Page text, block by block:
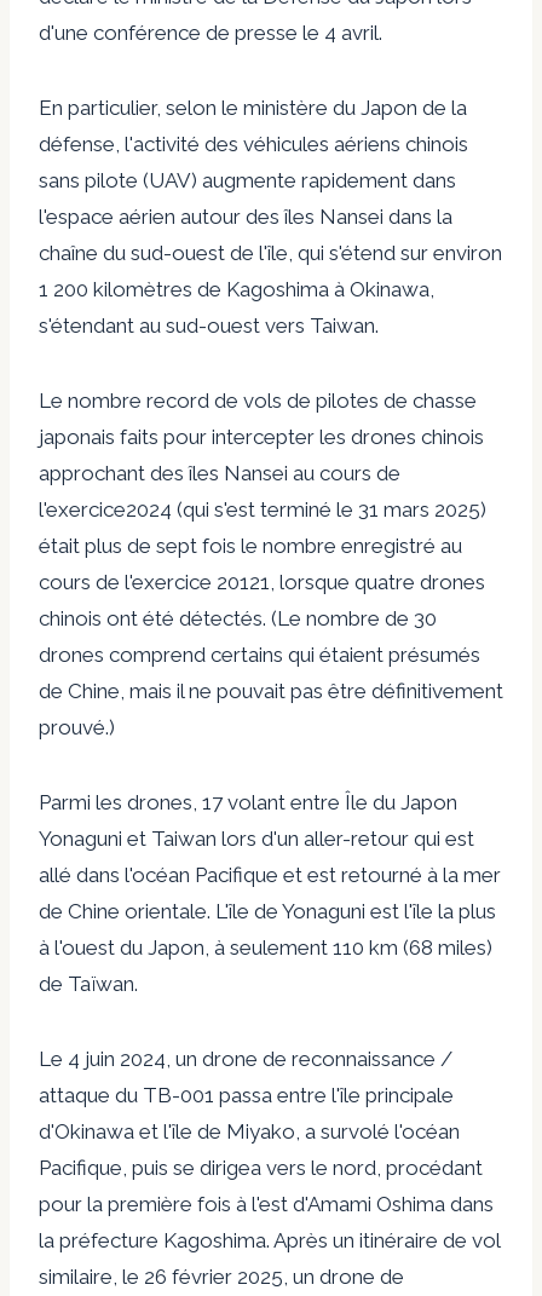
d'une conférence de presse le 4 avril.
En particulier, selon le ministère du Japon de la
défense, l'activité des véhicules aériens chinois
sans pilote (UAV) augmente rapidement dans
l'espace aérien autour des îles Nansei dans la
chaîne du sud-ouest de l'île, qui s'étend sur environ
1 200 kilomètres de Kagoshima à Okinawa,
s'étendant au sud-ouest vers Taiwan.
Le nombre record de vols de pilotes de chasse
japonais faits pour intercepter les drones chinois
approchant des îles Nansei au cours de
l'exercice2024 (qui s'est terminé le 31 mars 2025)
était plus de sept fois le nombre enregistré au
cours de l'exercice 20121, lorsque quatre drones
chinois ont été détectés. (Le nombre de 30
drones comprend certains qui étaient présumés
de Chine, mais il ne pouvait pas être définitivement
prouvé.)
Parmi les drones, 17 volant entre Île du Japon
Yonaguni et Taiwan lors d'un aller-retour qui est
allé dans l'océan Pacifique et est retourné à la mer
de Chine orientale. L'île de Yonaguni est l'île la plus
à l'ouest du Japon, à seulement 110 km (68 miles)
de Taïwan.
Le 4 juin 2024, un drone de reconnaissance /
attaque du TB-001 passa entre l'île principale
d'Okinawa et l'île de Miyako, a survolé l'océan
Pacifique, puis se dirigea vers le nord, procédant
pour la première fois à l'est d'Amami Oshima dans
la préfecture Kagoshima. Après un itinéraire de vol
similaire, le 26 février 2025, un drone de